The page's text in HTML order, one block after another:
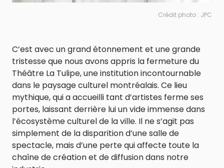
Crédit photo : JPC
C’est avec un grand étonnement et une grande
tristesse que nous avons appris la fermeture du
Théâtre La Tulipe, une institution incontournable
dans le paysage culturel montréalais. Ce lieu
mythique, qui a accueilli tant d’artistes ferme ses
portes, laissant derrière lui un vide immense dans
l’écosystème culturel de la ville. Il ne s’agit pas
simplement de la disparition d’une salle de
spectacle, mais d’une perte qui affecte toute la
chaîne de création et de diffusion dans notre